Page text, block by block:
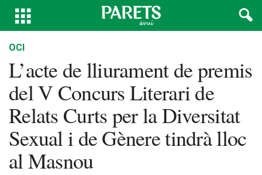
OCI
L’acte de lliurament de premis
del V Concurs Literari de
Relats Curts per la Diversitat
Sexual i de Gènere tindrà lloc
al Masnou